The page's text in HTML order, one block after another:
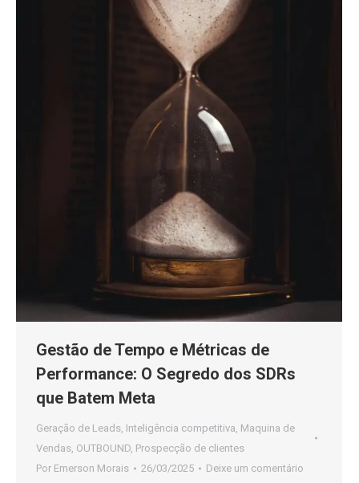
Gestão de Tempo e Métricas de
Performance: O Segredo dos SDRs
que Batem Meta
Geração de Leads, Inteligência competitiva, Maquina de
Vendas, OUTBOUND, Prospecção de clientes
Por Emerson Morais 26/03/2025 Deixe um comentário